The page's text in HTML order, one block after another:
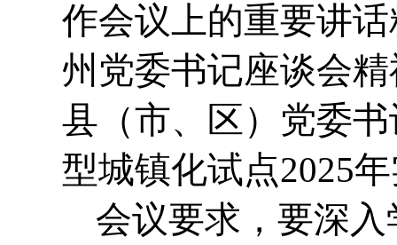
作会议上的重要讲
州党委书记座谈会
县（市、区）党委
型城镇化试点2025
会议要求，要深